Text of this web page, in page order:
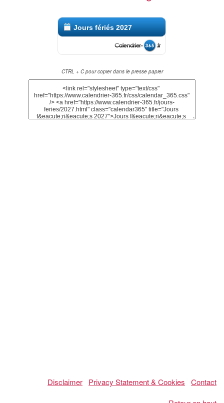
Jours fériés 2027
CTRL + C pour copier dans le presse papier
Disclaimer Privacy Statement & Cookies
Contact